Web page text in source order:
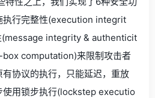
执行完整性(execution integrit
(message integrity & authenticit
computation)来限制攻击者
协议的执行，只能延迟，重放
使用锁步执行(lockstep executio